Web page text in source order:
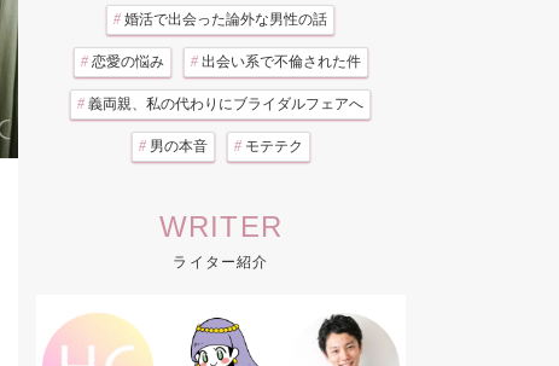
# 婚活で出会った論外な男性の話
# 恋愛の悩み # 出会い系で不倫された件
# 義両親、私の代わりにブライダルフェアへ
# 男の本音 # モテテク
WRITER
ライター紹介